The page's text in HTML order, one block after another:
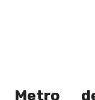
Metro